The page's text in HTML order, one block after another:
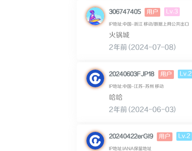
306747405 用户 Lv.3
IP地址:中国–浙江 移动/数据上网公共出口
火锅城
2年前 (2024-07-08)
20240603FJP18 用户 Lv.2
IP地址:中国–江苏–苏州 移动
哈哈
2年前 (2024-06-03)
20240422erGI9 用户 Lv.2
IP地址:IANA保留地址